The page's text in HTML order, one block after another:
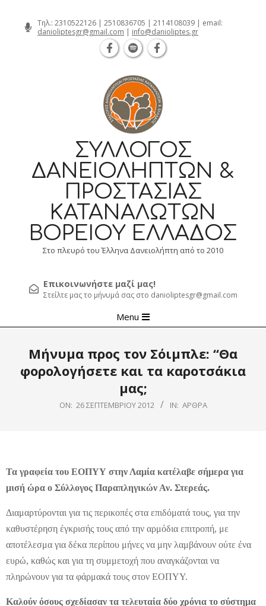
Τηλ.: 2310522126 | 2510836705 | 2114108039 | email:
danioliptesgr@gmail.com | info@danioliptes.gr
ΣΎΛΛΟΓΟΣ
ΔΑΝΕΙΟΛΗΠΤΏΝ &
ΠΡΟΣΤΑΣΊΑΣ
ΚΑΤΑΝΑΛΩΤΏΝ
ΒΟΡΕΊΟΥ ΕΛΛΆΔΟΣ
Στο πλευρό του Έλληνα Δανειολήπτη από το 2010
Επικοινωνήστε μαζί μας!
Στείλτε μας το μήνυμά σας στο danioliptesgr@gmail.com
Navigation
Menu
Μήνυμα προς τον Σόιμπλε: “Θα
φορολογήσετε και τα καροτσάκια
μας;
ON: 26 ΣΕΠΤΕΜΒΡΊΟΥ 2012 IN: ΆΡΘΡΑ
Τα γραφεία του ΕΟΠΥΥ στην Λαμία κατέλαβε σήμερα για
μισή ώρα ο Σύλλογος Παραπληγικών Αν. Στερεάς.
Διαμαρτύρονται για τις περικοπές στα επιδόματά τους, για την
καθυστέρηση έγκρισής τους από την αρμόδια επιτροπή, με
αποτέλεσμα για δέκα περίπου μήνες να μην λαμβάνουν ούτε ένα
ευρώ, καθώς και για τη συμμετοχή που αναγκάζονται να
πληρώνουν για τα φάρμακά τους στον ΕΟΠΥΥ.
Καλούν όσους σχεδίασαν τα τελευταία δύο χρόνια το σύστημα